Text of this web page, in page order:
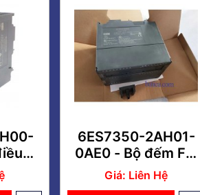
FM
6ES7350-2AH01-
0AE0 - Bộ đếm FM
350-2 cho SIMATIC
S7-300
Giá: Liên Hệ